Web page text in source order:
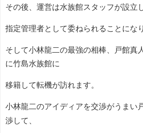
その後、運営は水族館スタッフが設立
指定管理者として委ねられることにな
そして小林龍二の最強の相棒、戸館真
に竹島水族館に
移籍して転機が訪れます。
小林龍二のアイディアを交渉がうまい
渉して、